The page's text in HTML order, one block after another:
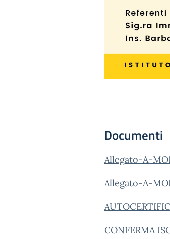
Documenti
Allegato-A-
Allegato-A-
CONFERMA